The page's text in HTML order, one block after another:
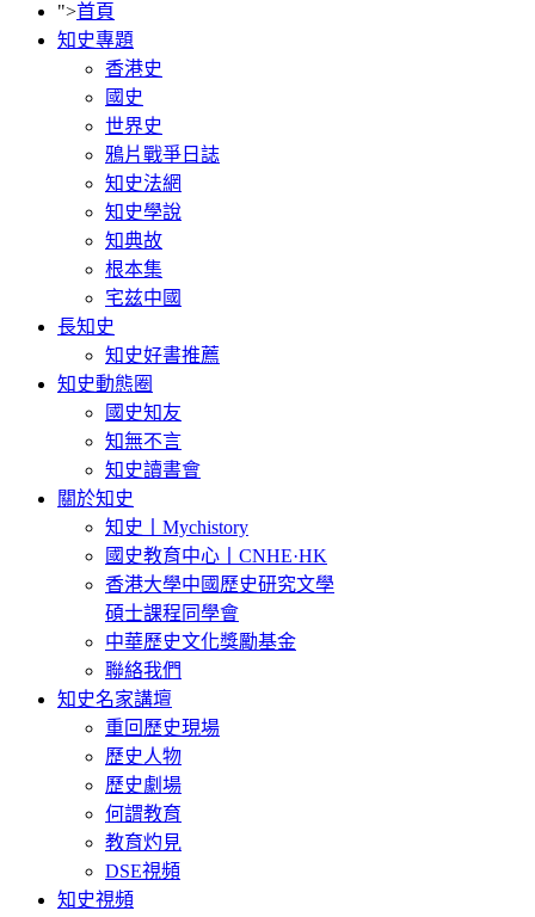
">首頁
知史專題
香港史
國史
世界史
鴉片戰爭日誌
知史法網
知史學說
知典故
根本集
宅兹中國
長知史
知史好書推薦
知史動態圈
國史知友
知無不言
知史讀書會
關於知史
知史丨Mychistory
國史教育中心丨CNHE·HK
香港大學中國歷史研究文學
碩士課程同學會
中華歷史文化獎勵基金
聯絡我們
知史名家講壇
重回歷史現場
歷史人物
歷史劇場
何謂教育
教育灼見
DSE視頻
知史視頻